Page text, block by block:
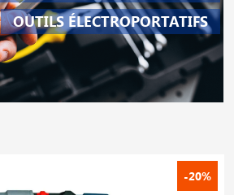
OUTILS ÉLECTROPORTATIFS
-20%